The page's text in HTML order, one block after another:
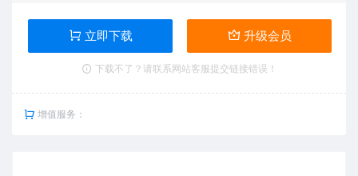
立即下载 升级会员
下载不了？请联系网站客服提交链接错误！
增值服务：